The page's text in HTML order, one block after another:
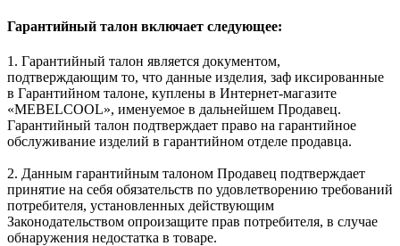
Гарантийный талон включает следующее:
1. Гарантийный талон является документом,
подтверждающим то, что данные изделия, заф иксированные
в Гарантийном талоне, куплены в Интернет-магазите
«MEBELCOOL», именуемое в дальнейшем Продавец.
Гарантийный талон подтверждает право на гарантийное
обслуживание изделий в гарантийном отделе продавца.
2. Данным гарантийным талоном Продавец подтверждает
принятие на себя обязательств по удовлетворению требований
потребителя, установленных действующим
Законодательством опроизащите прав потребителя, в случае
обнаружения недостатка в товаре.